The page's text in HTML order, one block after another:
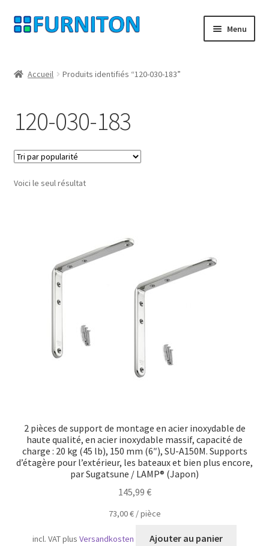
Aller
à
navigation
Aller
au
Menu
Protection des données
Droit de rétractation
Contact
CONDITIONS GÉNÉRALES DE VENTE
Transport maritime
Accueil Produits identifiés “120-030-183”
120-030-183
Voici le seul résultat
2 pièces de support de montage en acier inoxydable de
haute qualité, en acier inoxydable massif, capacité de
charge : 20 kg (45 lb), 150 mm (6″), SU-A150M. Supports
d’étagère pour l’extérieur, les bateaux et bien plus encore,
par Sugatsune / LAMP® (Japon)
145,99 €
73,00€/pièce
incl. VATplusVersandkosten Ajouter au panier